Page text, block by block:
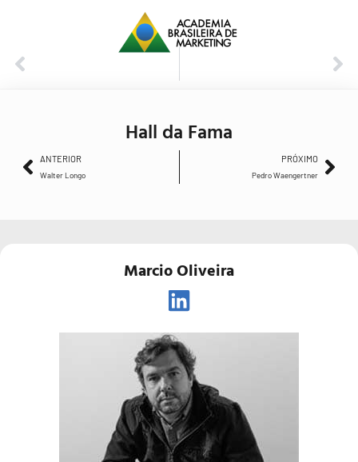
Hall da Fama
ANTERIOR
Walter Longo
PRÓXIMO
Pedro Waengertner
Marcio Oliveira